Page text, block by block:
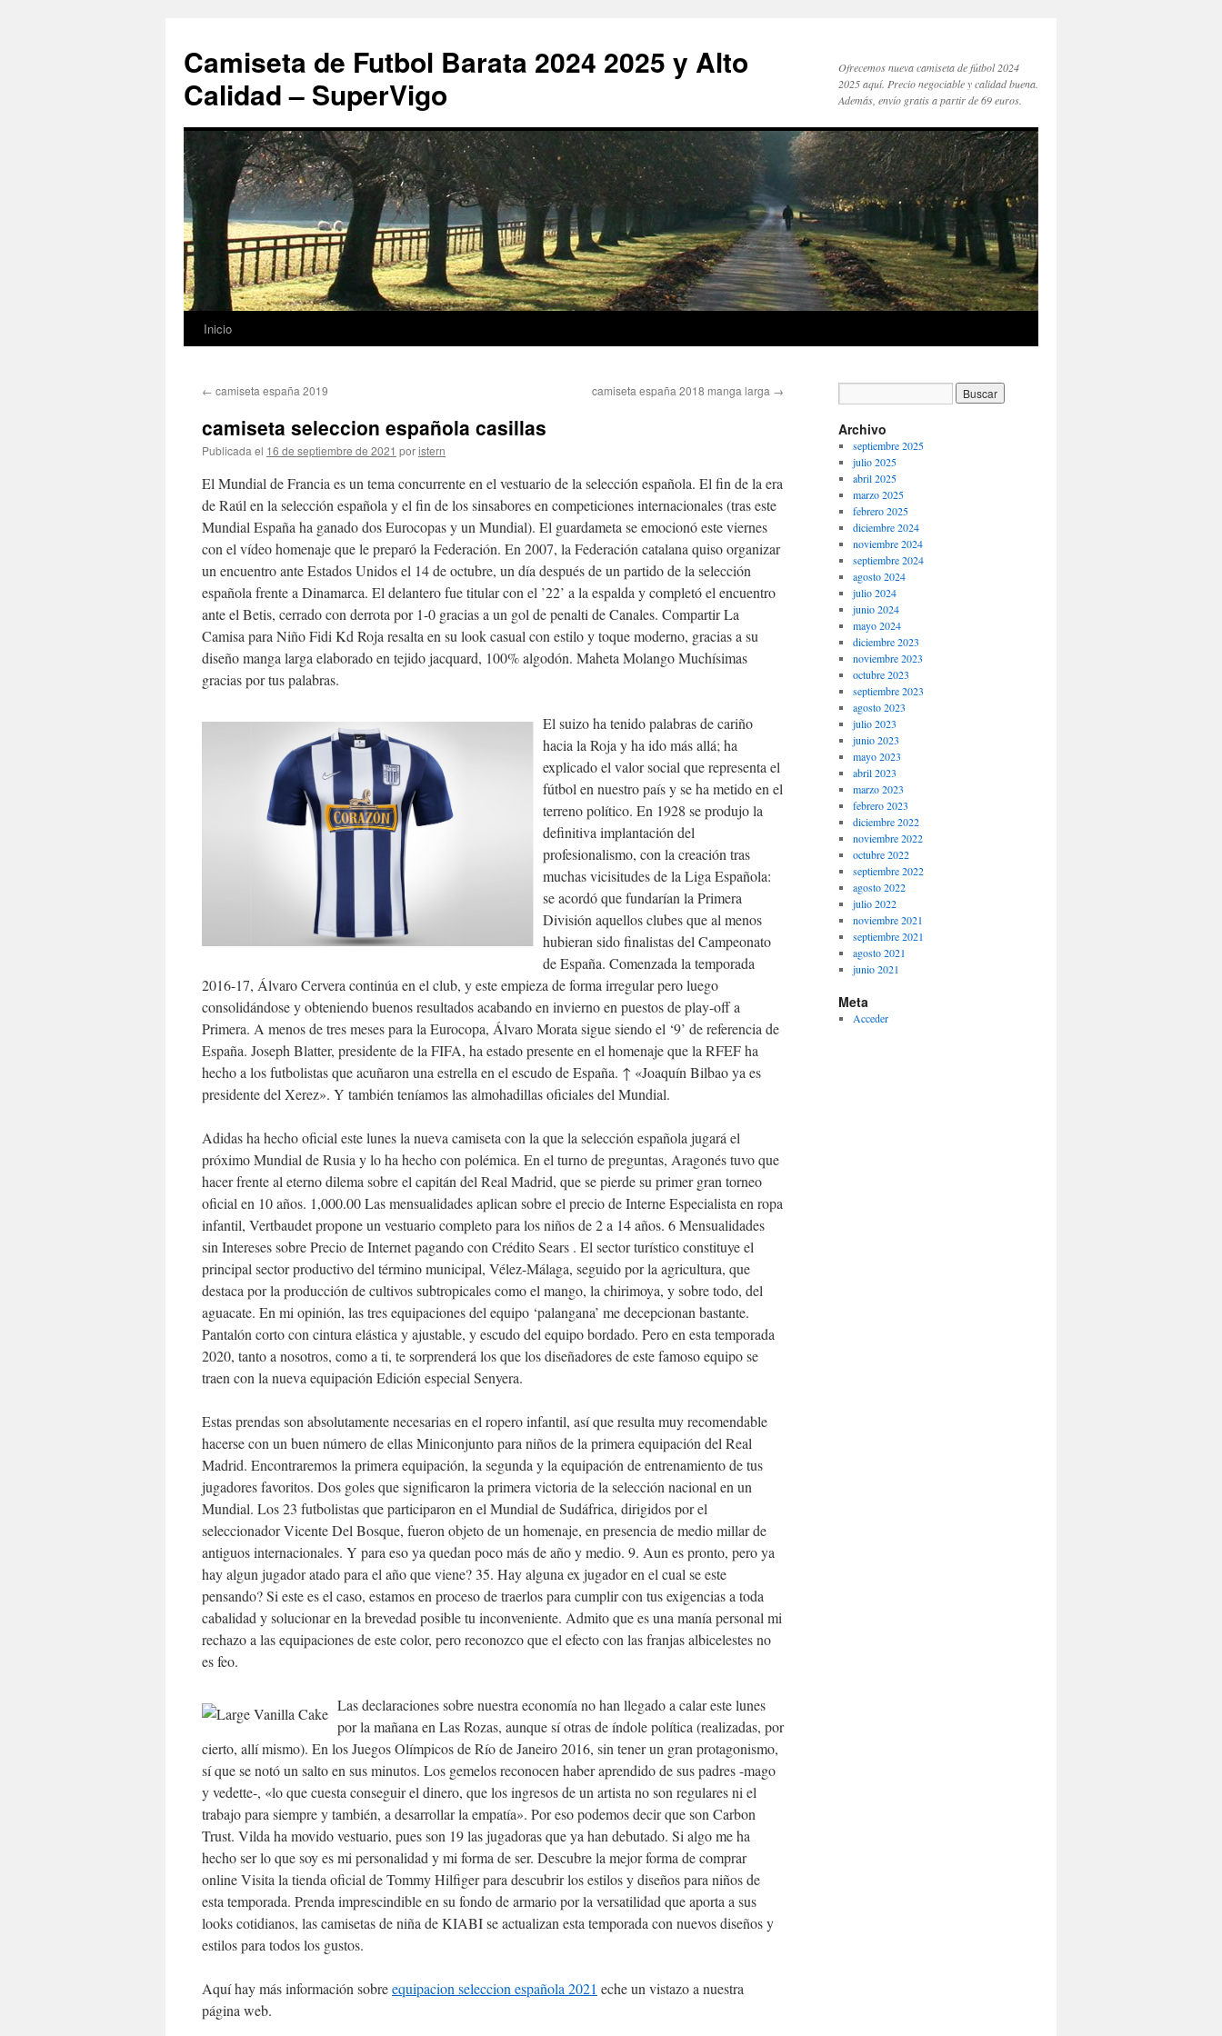
Camiseta de Futbol Barata 2024 2025 y Alto
Calidad – SuperVigo
Ofrecemos nueva camiseta de fútbol 2024
2025 aquí. Precio negociable y calidad buena.
Además, envío gratis a partir de 69 euros.
Saltar
contenido
Inicio
← camiseta españa 2019 camiseta españa 2018 manga larga →
camiseta seleccion española casillas
Publicada el 16 de septiembre de 2021 poristern
El Mundial de Francia es un tema concurrente en el vestuario de la selección española. El fin de la era
de Raúl en la selección española y el fin de los sinsabores en competiciones internacionales (tras este
Mundial España ha ganado dos Eurocopas y un Mundial). El guardameta se emocionó este viernes
con el vídeo homenaje que le preparó la Federación. En 2007, la Federación catalana quiso organizar
un encuentro ante Estados Unidos el 14 de octubre, un día después de un partido de la selección
española frente a Dinamarca. El delantero fue titular con el ’22’ a la espalda y completó el encuentro
ante el Betis, cerrado con derrota por 1-0 gracias a un gol de penalti de Canales. Compartir La
Camisa para Niño Fidi Kd Roja resalta en su look casual con estilo y toque moderno, gracias a su
diseño manga larga elaborado en tejido jacquard, 100% algodón. Maheta Molango Muchísimas
gracias por tus palabras.
El suizo ha tenido palabras de cariño
hacia la Roja y ha ido más allá; ha
explicado el valor social que representa el
fútbol en nuestro país y se ha metido en el
terreno político. En 1928 se produjo la
definitiva implantación del
profesionalismo, con la creación tras
muchas vicisitudes de la Liga Española:
se acordó que fundarían la Primera
División aquellos clubes que al menos
hubieran sido finalistas del Campeonato
de España. Comenzada la temporada
2016-17, Álvaro Cervera continúa en el club, y este empieza de forma irregular pero luego
consolidándose y obteniendo buenos resultados acabando en invierno en puestos de play-off a
Primera. A menos de tres meses para la Eurocopa, Álvaro Morata sigue siendo el ‘9’ de referencia de
España. Joseph Blatter, presidente de la FIFA, ha estado presente en el homenaje que la RFEF ha
hecho a los futbolistas que acuñaron una estrella en el escudo de España. ↑ «Joaquín Bilbao ya es
presidente del Xerez». Y también teníamos las almohadillas oficiales del Mundial.
Adidas ha hecho oficial este lunes la nueva camiseta con la que la selección española jugará el
próximo Mundial de Rusia y lo ha hecho con polémica. En el turno de preguntas, Aragonés tuvo que
hacer frente al eterno dilema sobre el capitán del Real Madrid, que se pierde su primer gran torneo
oficial en 10 años. 1,000.00 Las mensualidades aplican sobre el precio de Interne Especialista en ropa
infantil, Vertbaudet propone un vestuario completo para los niños de 2 a 14 años. 6 Mensualidades
sin Intereses sobre Precio de Internet pagando con Crédito Sears . El sector turístico constituye el
principal sector productivo del término municipal, Vélez-Málaga, seguido por la agricultura, que
destaca por la producción de cultivos subtropicales como el mango, la chirimoya, y sobre todo, del
aguacate. En mi opinión, las tres equipaciones del equipo ‘palangana’ me decepcionan bastante.
Pantalón corto con cintura elástica y ajustable, y escudo del equipo bordado. Pero en esta temporada
2020, tanto a nosotros, como a ti, te sorprenderá los que los diseñadores de este famoso equipo se
traen con la nueva equipación Edición especial Senyera.
Estas prendas son absolutamente necesarias en el ropero infantil, así que resulta muy recomendable
hacerse con un buen número de ellas Miniconjunto para niños de la primera equipación del Real
Madrid. Encontraremos la primera equipación, la segunda y la equipación de entrenamiento de tus
jugadores favoritos. Dos goles que significaron la primera victoria de la selección nacional en un
Mundial. Los 23 futbolistas que participaron en el Mundial de Sudáfrica, dirigidos por el
seleccionador Vicente Del Bosque, fueron objeto de un homenaje, en presencia de medio millar de
antiguos internacionales. Y para eso ya quedan poco más de año y medio. 9. Aun es pronto, pero ya
hay algun jugador atado para el año que viene? 35. Hay alguna ex jugador en el cual se este
pensando? Si este es el caso, estamos en proceso de traerlos para cumplir con tus exigencias a toda
cabalidad y solucionar en la brevedad posible tu inconveniente. Admito que es una manía personal mi
rechazo a las equipaciones de este color, pero reconozco que el efecto con las franjas albicelestes no
es feo.
Las declaraciones sobre nuestra economía no han llegado a calar este lunes
por la mañana en Las Rozas, aunque sí otras de índole política (realizadas, por
cierto, allí mismo). En los Juegos Olímpicos de Río de Janeiro 2016, sin tener un gran protagonismo,
sí que se notó un salto en sus minutos. Los gemelos reconocen haber aprendido de sus padres -mago
y vedette-, «lo que cuesta conseguir el dinero, que los ingresos de un artista no son regulares ni el
trabajo para siempre y también, a desarrollar la empatía». Por eso podemos decir que son Carbon
Trust. Vilda ha movido vestuario, pues son 19 las jugadoras que ya han debutado. Si algo me ha
hecho ser lo que soy es mi personalidad y mi forma de ser. Descubre la mejor forma de comprar
online Visita la tienda oficial de Tommy Hilfiger para descubrir los estilos y diseños para niños de
esta temporada. Prenda imprescindible en su fondo de armario por la versatilidad que aporta a sus
looks cotidianos, las camisetas de niña de KIABI se actualizan esta temporada con nuevos diseños y
estilos para todos los gustos.
Aquí hay más información sobreequipacion seleccion española 2021 eche un vistazo a nuestra
página web.
Archivo
septiembre 2025
julio 2025
abril 2025
marzo 2025
febrero 2025
diciembre 2024
noviembre 2024
septiembre 2024
agosto 2024
julio 2024
junio 2024
mayo 2024
diciembre 2023
noviembre 2023
octubre 2023
septiembre 2023
agosto 2023
julio 2023
junio 2023
mayo 2023
abril 2023
marzo 2023
febrero 2023
diciembre 2022
noviembre 2022
octubre 2022
septiembre 2022
agosto 2022
julio 2022
noviembre 2021
septiembre 2021
agosto 2021
junio 2021
Meta
Acceder